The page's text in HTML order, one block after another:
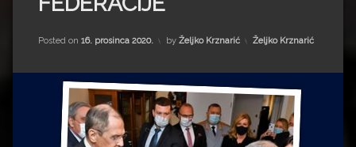
Impressum
Milenko Strižak
Drugi autori
Drugi autori
Matea Andrić
Ljiljana Lekanić-Kljaić
Posted on 16. prosinca 2020. by Željko Krznarić Kategorije:
Željko Krznarić